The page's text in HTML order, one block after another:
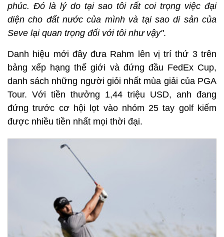
phúc. Đó là lý do tại sao tôi rất coi trọng việc đại
diện cho đất nước của mình và tại sao di sản của
Seve lại quan trọng đối với tôi như vậy".
Danh hiệu mới đây đưa Rahm lên vị trí thứ 3 trên
bảng xếp hạng thế giới và đứng đầu FedEx Cup,
danh sách những người giỏi nhất mùa giải của PGA
Tour. Với tiền thưởng 1,44 triệu USD, anh đang
đứng trước cơ hội lọt vào nhóm 25 tay golf kiếm
được nhiều tiền nhất mọi thời đại.